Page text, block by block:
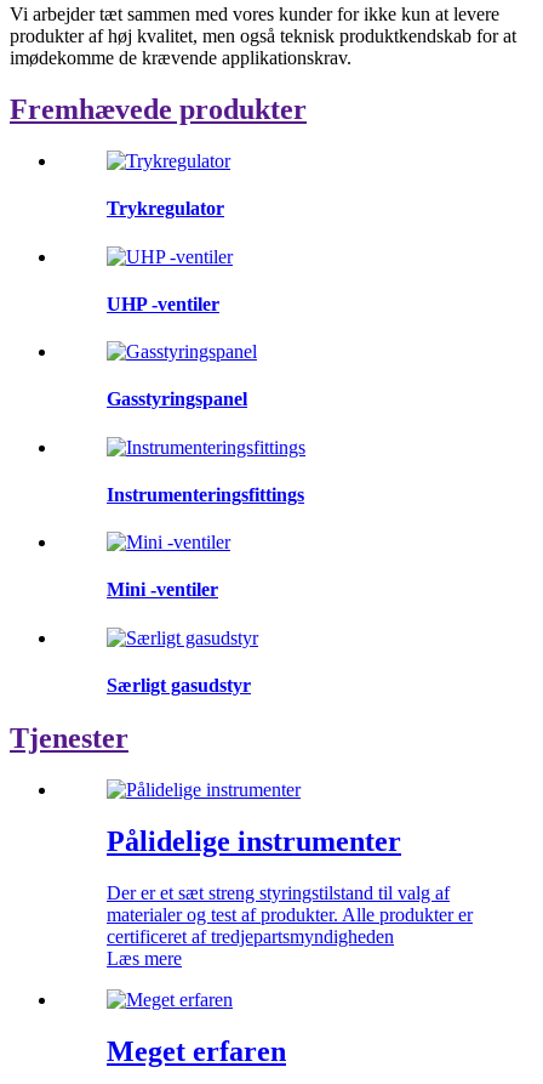
Vi arbejder tæt sammen med vores kunder for ikke kun at levere
produkter af høj kvalitet, men også teknisk produktkendskab for at
imødekomme de krævende applikationskrav.
Fremhævede produkter
Trykregulator
UHP -ventiler
Gasstyringspanel
Instrumenteringsfittings
Mini -ventiler
Særligt gasudstyr
Tjenester
Pålidelige instrumenter
Der er et sæt streng styringstilstand til valg af
materialer og test af produkter. Alle produkter er
certificeret af tredjepartsmyndigheden
Læs mere
Meget erfaren